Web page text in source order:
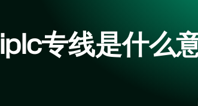
iplc专线是什么